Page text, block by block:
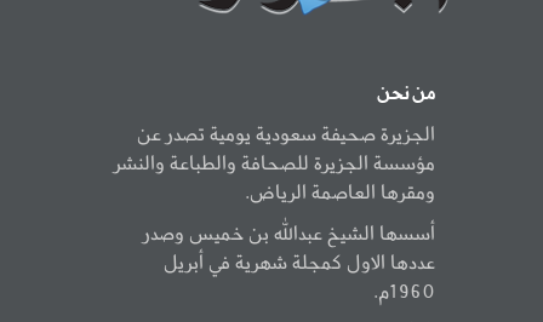
من نحن
الجزيرة صحيفة سعودية يومية تصدر عن
مؤسسة الجزيرة للصحافة والطباعة والنشر
ومقرها العاصمة الرياض.
أسسها الشيخ عبدالله بن خميس وصدر
عددها الاول كمجلة شهرية في أبريل
1960م.